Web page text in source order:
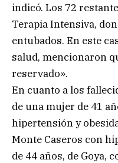
indicó. Los 72
Terapia Intensiva,
entubados. En este
salud, mencionaron
reservado».
En cuanto a los
de una mujer de 41
hipertensión y
Monte Caseros con
de 44 años, de Goya,